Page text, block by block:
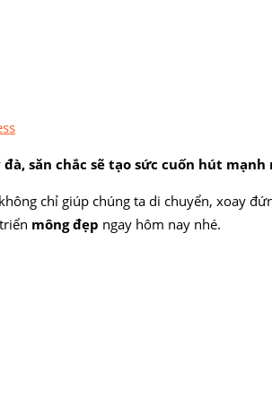
săn chắc sẽ tạo sức cuốn hút
chỉ giúp chúng ta di chuyển, xoay
mông đẹp ngay hôm nay nhé.